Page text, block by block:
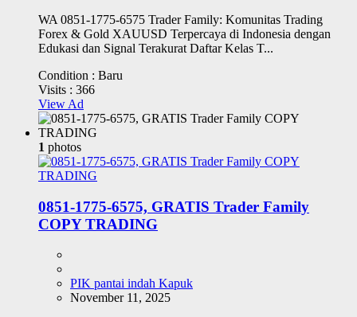
WA 0851-1775-6575 Trader Family: Komunitas Trading
Forex & Gold XAUUSD Terpercaya di Indonesia dengan
Edukasi dan Signal Terakurat Daftar Kelas T...
Condition : Baru
Visits : 366
View Ad
1 photos
0851-1775-6575, GRATIS Trader Family
COPY TRADING
PIK pantai indah Kapuk
November 11, 2025